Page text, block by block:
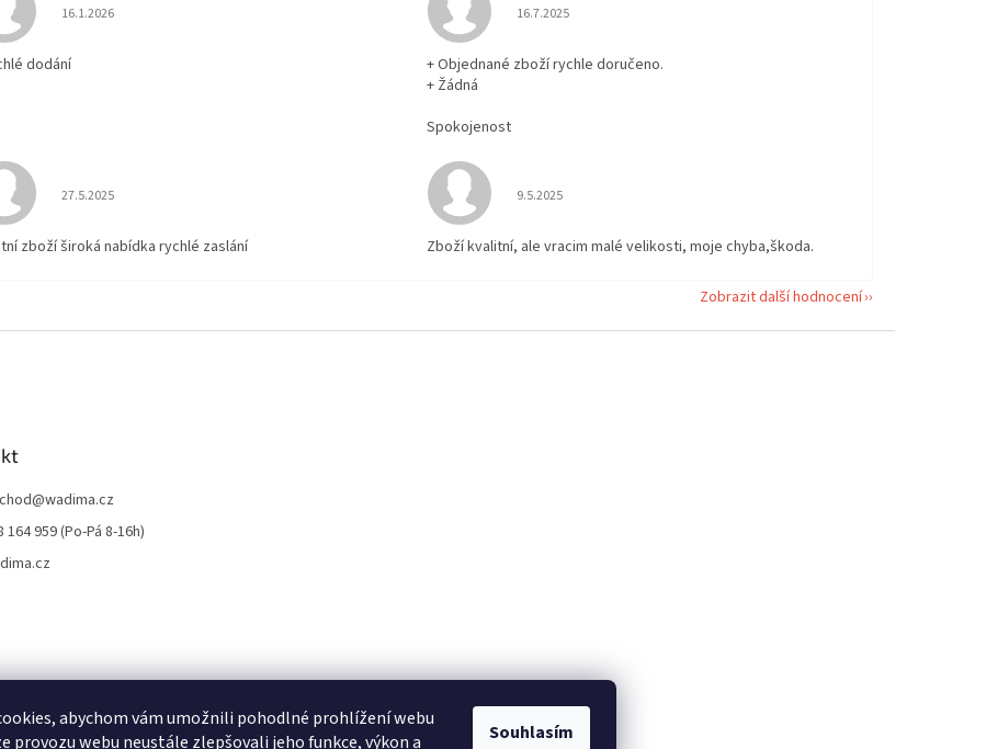
abychom vám umožnili pohodlné prohlížení webu
provozu webu neustále zlepšovali jeho funkce, výkon a
Souhlasím
Hodnocení obchodu je 5 z 5 hvězdiček.
16.1.2026
dodání
Hodnocení obchodu je 5 z 5 hvězdiček.
16.7.2025
+ Objednané zboží rychle doručeno.
+ Žádná
Spokojenost
Hodnocení obchodu je 5 z 5 hvězdiček.
27.5.2025
zboží široká nabídka rychlé zaslání
Hodnocení obchodu je 5 z 5 hvězdiček.
9.5.2025
Zboží kvalitní, ale vracim malé velikosti, moje chyba,škoda.
Zobrazit další hodnocení
@wadima.cz
164 959 (Po-Pá 8-16h)